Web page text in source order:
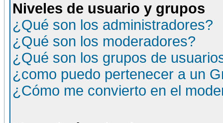
Niveles de usuario y grupos
¿Qué son los administradores?
¿Qué son los moderadores?
¿Qué son los grupos de
¿como puedo pertenecer a un
¿Cómo me convierto en el